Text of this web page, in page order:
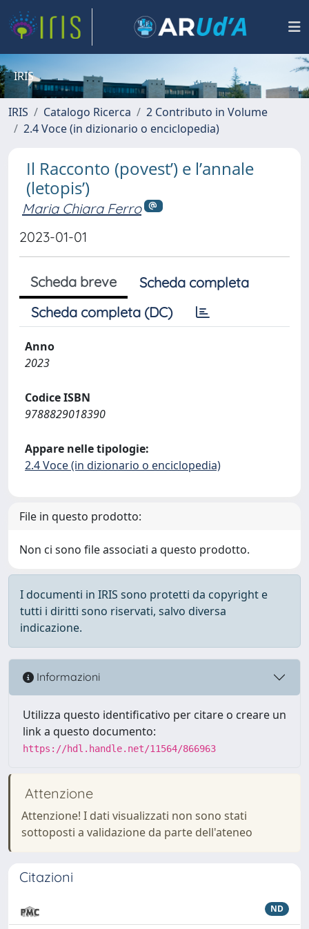
IRIS
IRIS Catalogo Ricerca
2 Contributo in Volume
2.4 Voce (in dizionario o enciclopedia)
Il Racconto (povest’) e l’annale
(letopis’)
Maria Chiara Ferro
2023-01-01
Scheda breve
Scheda completa
Scheda completa (DC)
Anno
2023
Codice ISBN
9788829018390
Appare nelle tipologie:
2.4 Voce (in dizionario o enciclopedia)
File in questo prodotto:
Non ci sono file associati a questo prodotto.
I documenti in IRIS sono protetti da copyright e
tutti i diritti sono riservati, salvo diversa
indicazione.
Informazioni
Utilizza questo identificativo per citare o creare un
link a questo documento:
https://hdl.handle.net/11564/866963
Attenzione
Attenzione! I dati visualizzati non sono stati
sottoposti a validazione da parte dell'ateneo
Citazioni
ND